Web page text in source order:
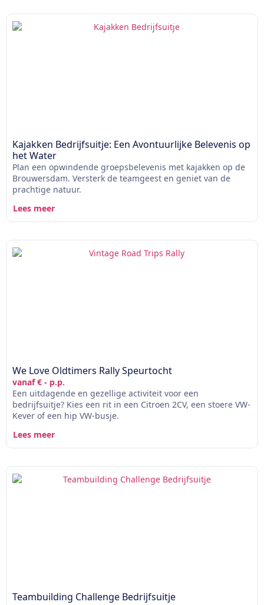
Kajakken Bedrijfsuitje: Een Avontuurlijke Belevenis op
het Water
Plan een opwindende groepsbelevenis met kajakken op de
Brouwersdam. Versterk de teamgeest en geniet van de
prachtige natuur.
Lees meer
We Love Oldtimers Rally Speurtocht
vanaf € - p.p.
Een uitdagende en gezellige activiteit voor een
bedrijfsuitje? Kies een rit in een Citroen 2CV, een stoere VW-
Kever of een hip VW-busje.
Lees meer
Teambuilding Challenge Bedrijfsuitje